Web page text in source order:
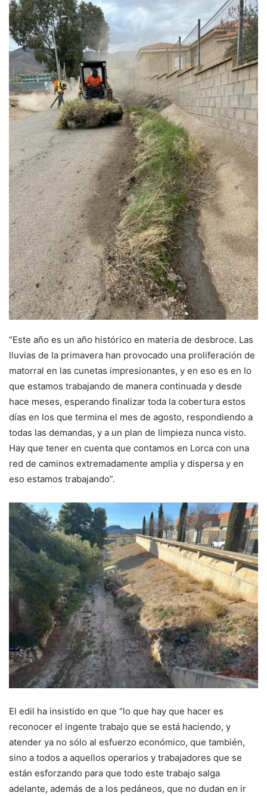
“Este año es un año histórico en materia de desbroce. Las
lluvias de la primavera han provocado una proliferación de
matorral en las cunetas impresionantes, y en eso es en lo
que estamos trabajando de manera continuada y desde
hace meses, esperando finalizar toda la cobertura estos
días en los que termina el mes de agosto, respondiendo a
todas las demandas, y a un plan de limpieza nunca visto.
Hay que tener en cuenta que contamos en Lorca con una
red de caminos extremadamente amplia y dispersa y en
eso estamos trabajando”.
El edil ha insistido en que “lo que hay que hacer es
reconocer el ingente trabajo que se está haciendo, y
atender ya no sólo al esfuerzo económico, que también,
sino a todos a aquellos operarios y trabajadores que se
están esforzando para que todo este trabajo salga
adelante, además de a los pedáneos, que no dudan en ir